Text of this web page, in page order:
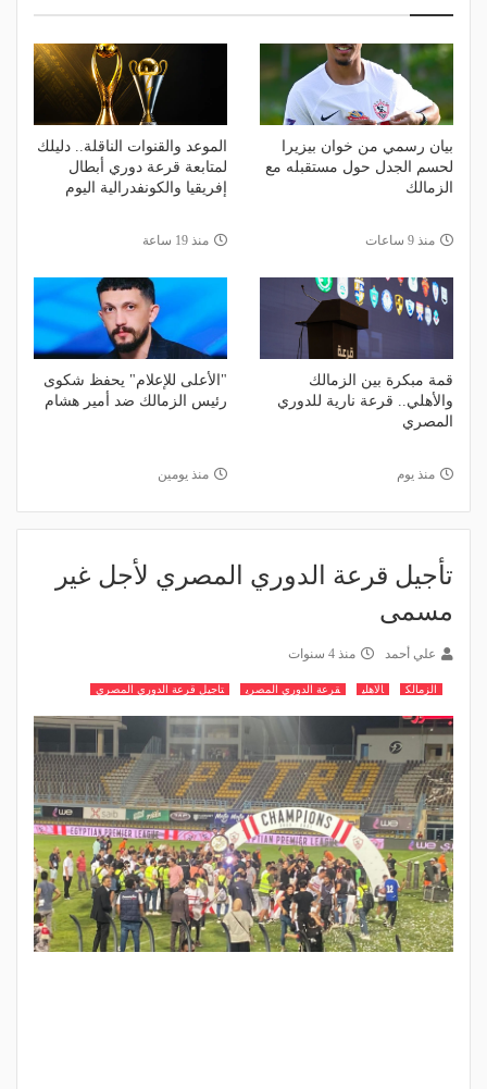
بيان رسمي من خوان بيزيرا
لحسم الجدل حول مستقبله مع
الزمالك
منذ 9 ساعات
الموعد والقنوات الناقلة.. دليلك
لمتابعة قرعة دوري أبطال
إفريقيا والكونفدرالية اليوم
منذ 19 ساعة
قمة مبكرة بين الزمالك
والأهلي.. قرعة نارية للدوري
المصري
منذ يوم
"الأعلى للإعلام" يحفظ شكوى
رئيس الزمالك ضد أمير هشام
منذ يومين
تأجيل قرعة الدوري المصري لأجل غير
مسمى
علي أحمد منذ 4 سنوات
الزمالك الاهلي قرعة الدوري المصري تاجيل قرعة الدوري المصري